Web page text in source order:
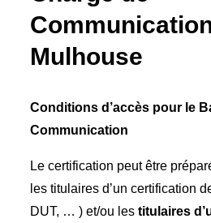
Mulhouse
Conditions d’accès pour le
Communication
Le certification peut être
les titulaires d’un certification
DUT, … ) et/ou lestitulaires